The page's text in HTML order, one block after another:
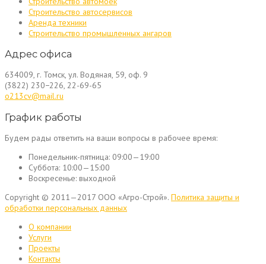
Строительство автосервисов
Аренда техники
Строительство промышленных ангаров
Адрес офиса
634009, г. Томск, ул. Водяная, 59, оф. 9
(3822) 230−226, 22-69-65
o213cv@mail.ru
График работы
Будем рады ответить на ваши вопросы в рабочее время:
Понедельник-пятница: 09:00—19:00
Суббота: 10:00—15:00
Воскресенье: выходной
Copyright © 2011—2017 ООО «Агро-Строй». Политика защиты и
обработки персональных данных
О компании
Услуги
Проекты
Контакты